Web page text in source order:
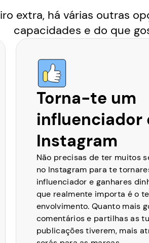
extra, há várias outras
capacidades e do que
Torna-te um
influenciador
Instagram
Não precisas de ter muitos
no Instagram para te
influenciador e ganhares
que realmente importa é o
envolvimento. Quanto mais
comentários e partilhas as
publicações tiverem, mais